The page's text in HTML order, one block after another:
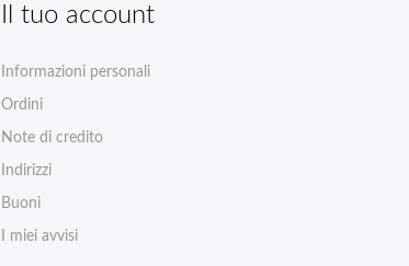
Il tuo account
Informazioni personali
Ordini
Note di credito
Indirizzi
Buoni
I miei avvisi